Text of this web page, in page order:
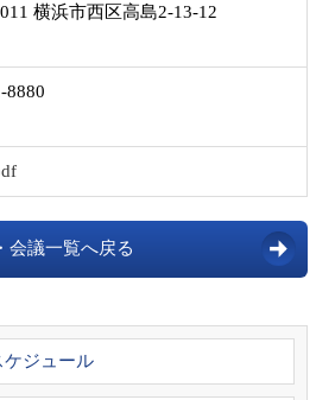
横浜市西区高島2-13-12
8880
会議一覧へ戻る
ジュール